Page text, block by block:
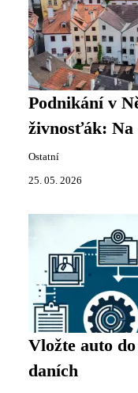
Podnikání v
živnosťák: Na
Ostatní
25. 05. 2026
Vložte auto
daních